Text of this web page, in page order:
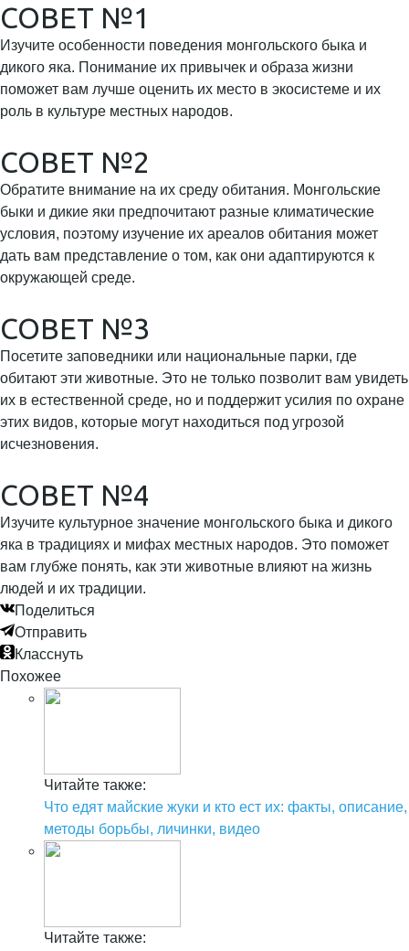
СОВЕТ №1
Изучите особенности поведения монгольского быка и
дикого яка. Понимание их привычек и образа жизни
поможет вам лучше оценить их место в экосистеме и их
роль в культуре местных народов.
СОВЕТ №2
Обратите внимание на их среду обитания. Монгольские
быки и дикие яки предпочитают разные климатические
условия, поэтому изучение их ареалов обитания может
дать вам представление о том, как они адаптируются к
окружающей среде.
СОВЕТ №3
Посетите заповедники или национальные парки, где
обитают эти животные. Это не только позволит вам увидеть
их в естественной среде, но и поддержит усилия по охране
этих видов, которые могут находиться под угрозой
исчезновения.
СОВЕТ №4
Изучите культурное значение монгольского быка и дикого
яка в традициях и мифах местных народов. Это поможет
вам глубже понять, как эти животные влияют на жизнь
людей и их традиции.
Поделиться
Отправить
Класснуть
Похожее
Читайте также:
Что едят майские жуки и кто ест их: факты, описание,
методы борьбы, личинки, видео
Читайте также: